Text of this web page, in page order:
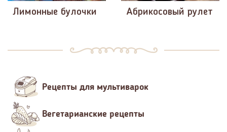
Лимонные булочки Абрикосовый рулет
Рецепты для мультиварок
Вегетарианские рецепты